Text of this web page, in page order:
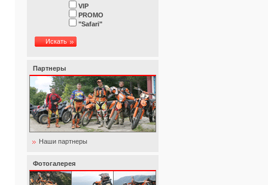
VIP
PROMO
"Safari"
Искать
Партнеры
Наши партнеры
Фотогалерея